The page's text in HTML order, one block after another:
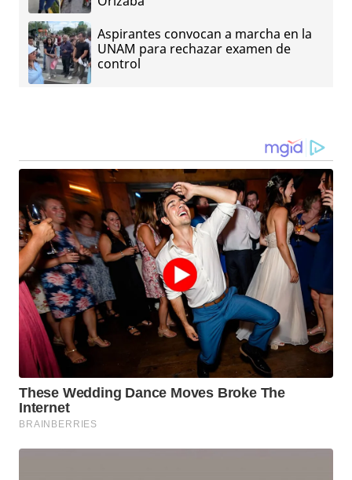
Aspirantes convocan a marcha en la
UNAM para rechazar examen de
control